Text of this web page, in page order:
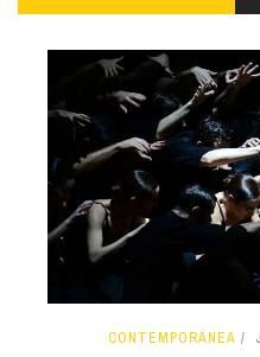
CONTEMPORÁNEA